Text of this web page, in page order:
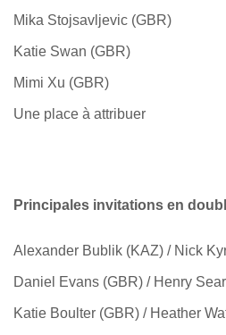
Mika Stojsavljevic (GBR)
Katie Swan (GBR)
Mimi Xu (GBR)
Une place à attribuer
Principales invitations en
Alexander Bublik (KAZ) / Nick
Daniel Evans (GBR) / Henry
Katie Boulter (GBR) / Heather